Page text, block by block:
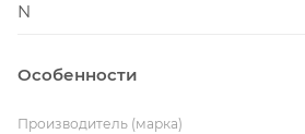
N
Особенности
Производитель (марка)